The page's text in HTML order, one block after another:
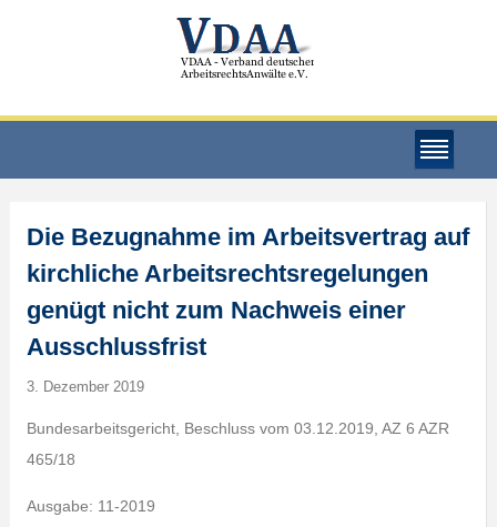
Die Bezugnahme im Arbeitsvertrag auf
kirchliche Arbeitsrechtsregelungen
genügt nicht zum Nachweis einer
Ausschlussfrist
3. Dezember 2019
Bundesarbeitsgericht, Beschluss vom 03.12.2019, AZ 6 AZR
465/18
Ausgabe: 11-2019